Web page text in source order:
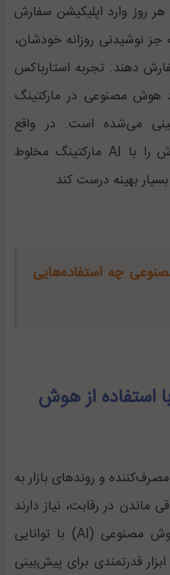
روز وارد اپلیکیشن سفارش
نوشیدنی روزانه خودشان،
دهند. تجربه استارباکس
هوش مصنوعی در مارکتینگ
می‌شده است. در واقع
خودش را با AI مارکتینگ مخلوط
بهینه درست کند.
چه استفاده‌هایی
استفاده از هوش
و روندهای بازار به
در رقابت، نیاز دارند
همیشه یک قدم جلوتر باشند. هوش مصنوعی (AI) با توانایی
قدرتمندی برای پیش‌بینی